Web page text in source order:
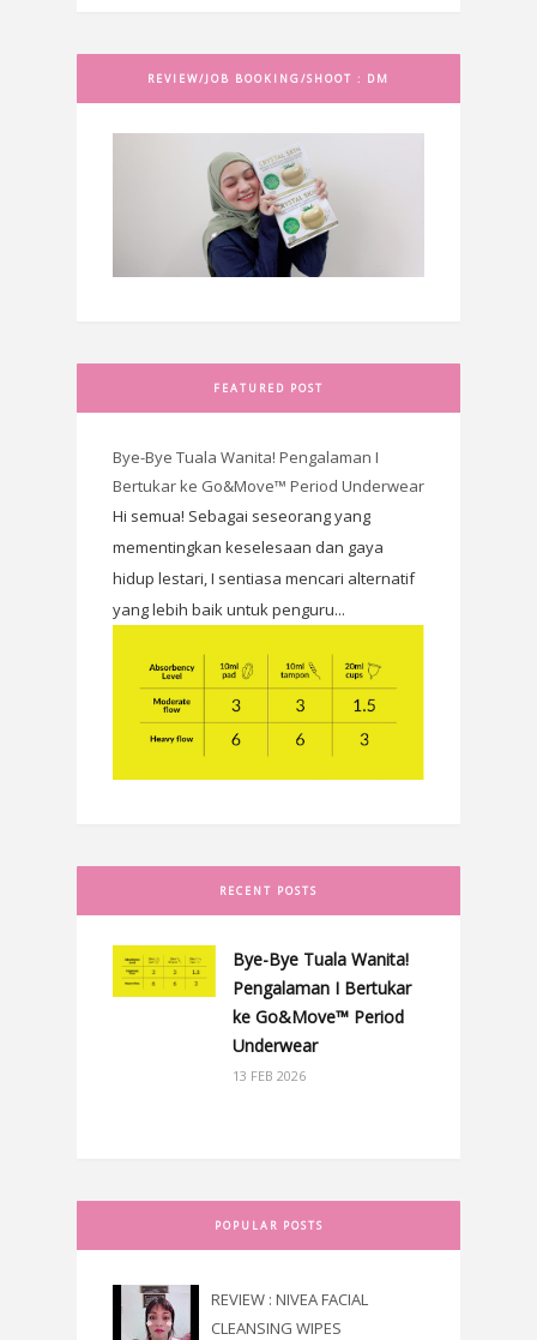
REVIEW/JOB BOOKING/SHOOT : DM
FEATURED POST
Bye-Bye Tuala Wanita! Pengalaman I
Bertukar ke Go&Move™ Period Underwear
Hi semua! Sebagai seseorang yang
mementingkan keselesaan dan gaya
hidup lestari, I sentiasa mencari alternatif
yang lebih baik untuk penguru...
RECENT POSTS
Bye-Bye Tuala Wanita!
Pengalaman I Bertukar
ke Go&Move™ Period
Underwear
13 FEB 2026
POPULAR POSTS
REVIEW : NIVEA FACIAL
CLEANSING WIPES